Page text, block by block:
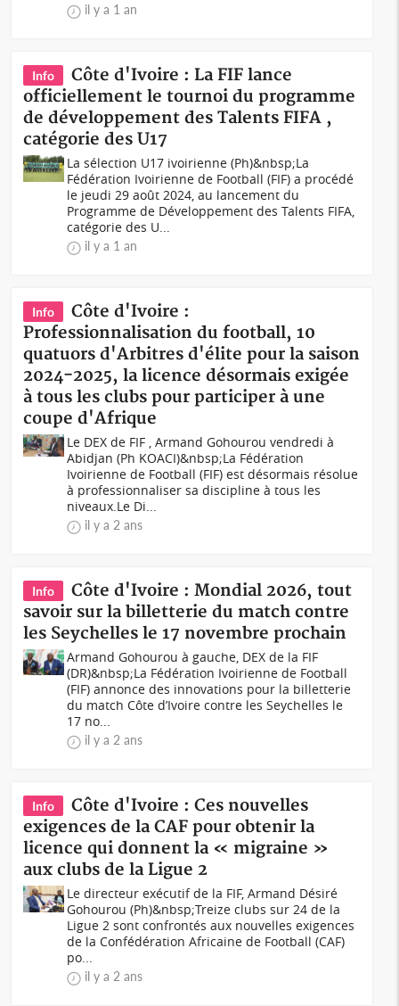
il y a 1 an
Info
Côte d'Ivoire : La FIF lance
officiellement le tournoi du programme
de développement des Talents FIFA ,
catégorie des U17
La sélection U17 ivoirienne (Ph)&nbsp;La
Fédération Ivoirienne de Football (FIF) a procédé
le jeudi 29 août 2024, au lancement du
Programme de Développement des Talents FIFA,
catégorie des U...
il y a 1 an
Info
Côte d'Ivoire :
Professionnalisation du football, 10
quatuors d'Arbitres d'élite pour la saison
2024-2025, la licence désormais exigée
à tous les clubs pour participer à une
coupe d'Afrique
Le DEX de FIF , Armand Gohourou vendredi à
Abidjan (Ph KOACI)&nbsp;La Fédération
Ivoirienne de Football (FIF) est désormais résolue
à professionnaliser sa discipline à tous les
niveaux.Le Di...
il y a 2 ans
Info
Côte d'Ivoire : Mondial 2026, tout
savoir sur la billetterie du match contre
les Seychelles le 17 novembre prochain
Armand Gohourou à gauche, DEX de la FIF
(DR)&nbsp;La Fédération Ivoirienne de Football
(FIF) annonce des innovations pour la billetterie
du match Côte d’Ivoire contre les Seychelles le
17 no...
il y a 2 ans
Info
Côte d'Ivoire : Ces nouvelles
exigences de la CAF pour obtenir la
licence qui donnent la « migraine »
aux clubs de la Ligue 2
Le directeur exécutif de la FIF, Armand Désiré
Gohourou (Ph)&nbsp;Treize clubs sur 24 de la
Ligue 2 sont confrontés aux nouvelles exigences
de la Confédération Africaine de Football (CAF)
po...
il y a 2 ans